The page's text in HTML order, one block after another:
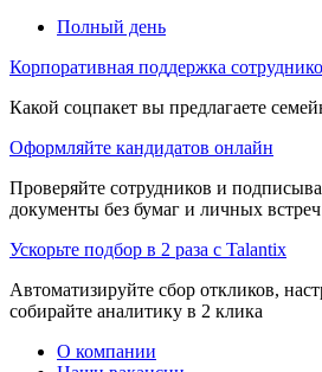
Полный день
Корпоративная поддержка
Какой соцпакет вы предлагаете
Оформляйте кандидатов онлайн
Проверяйте сотрудников и
документы без бумаг и личных встреч
Ускорьте подбор в 2 раза с Talantix
Автоматизируйте сбор откликов,
собирайте аналитику в 2 клика
О компании